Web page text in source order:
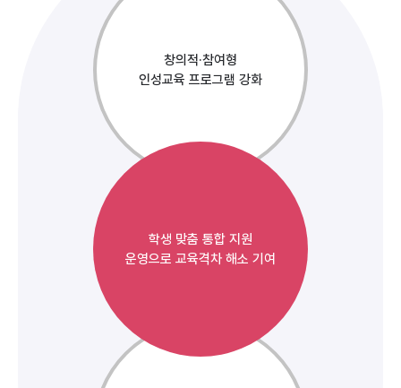
창의적·참여형
인성교육 프로그램 강화
학생 맞춤 통합 지원
운영으로 교육격차 해소 기여